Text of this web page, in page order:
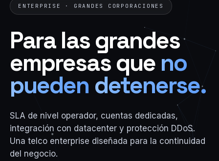
ENTERPRISE · GRANDES CORPORACIONES
Para las grandes
empresas que no
pueden detenerse.
SLA de nivel operador, cuentas dedicadas,
integración con datacenter y protección DDoS.
Una telco enterprise diseñada para la continuidad
del negocio.